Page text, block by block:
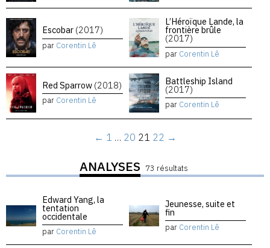
Escobar (2017)
par Corentin Lê
L’Héroïque Lande, la
frontière brûle
(2017)
par Corentin Lê
Red Sparrow (2018)
par Corentin Lê
Battleship Island
(2017)
par Corentin Lê
← 1 … 20 21 22 →
ANALYSES 73 résultats
Edward Yang, la
tentation
occidentale
par Corentin Lê
Jeunesse, suite et
fin
par Corentin Lê